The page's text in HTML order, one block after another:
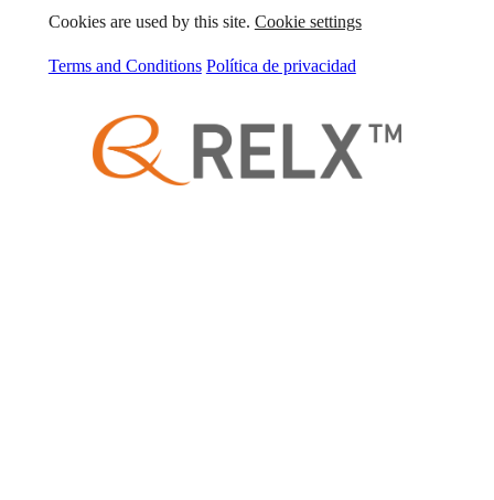
Cookies are used by this site. Cookie settings
Terms and Conditions Política de privacidad